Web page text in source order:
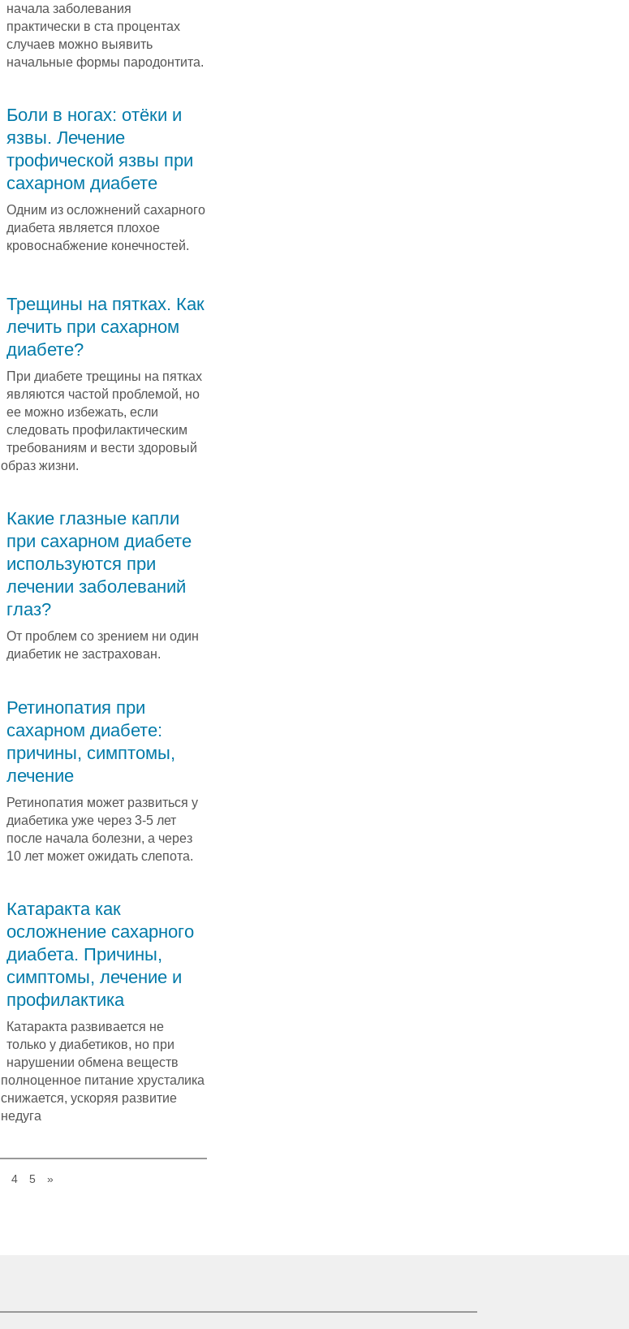
начала заболевания
практически в ста процентах
случаев можно выявить
начальные формы пародонтита.
Боли в ногах: отёки и
язвы. Лечение
трофической язвы при
сахарном диабете
Одним из осложнений сахарного
диабета является плохое
кровоснабжение конечностей.
Трещины на пятках. Как
лечить при сахарном
диабете?
При диабете трещины на пятках
являются частой проблемой, но
ее можно избежать, если
следовать профилактическим
требованиям и вести здоровый
образ жизни.
Какие глазные капли
при сахарном диабете
используются при
лечении заболеваний
глаз?
От проблем со зрением ни один
диабетик не застрахован.
Ретинопатия при
сахарном диабете:
причины, симптомы,
лечение
Ретинопатия может развиться у
диабетика уже через 3-5 лет
после начала болезни, а через
10 лет может ожидать слепота.
Катаракта как
осложнение сахарного
диабета. Причины,
симптомы, лечение и
профилактика
Катаракта развивается не
только у диабетиков, но при
нарушении обмена веществ
полноценное питание хрусталика
снижается, ускоряя развитие
недуга
4 5 »